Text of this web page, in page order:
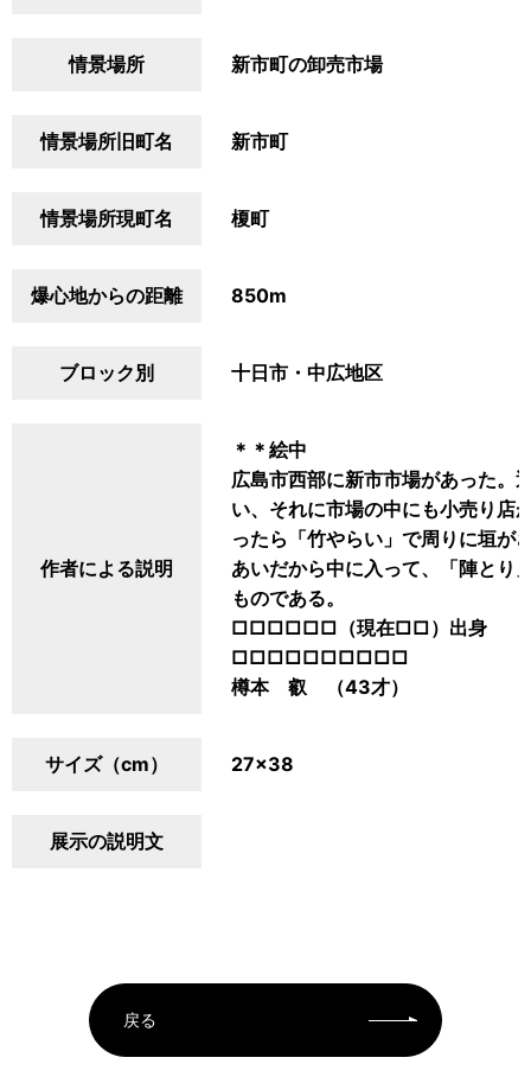
情景場所 新市町の卸売市場
情景場所旧町名 新市町
情景場所現町名 榎町
爆心地からの距離 850m
ブロック別 十日市・中広地区
作者による説明
＊＊絵中
広島市西部に新市市場があった。
い、それに市場の中にも小売り店
ったら「竹やらい」で周りに垣が
あいだから中に入って、「陣とり
ものである。
□□□□□□（現在□□）出身
□□□□□□□□□□
樽本 叡 （43才）
サイズ（cm） 27×38
展示の説明文
戻る